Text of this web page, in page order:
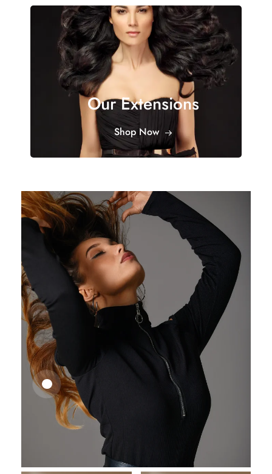
Our Extensions
Shop Now
25,41 27,83